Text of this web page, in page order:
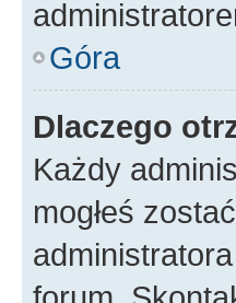
Góra
Dlaczego
Każdy
mogłeś